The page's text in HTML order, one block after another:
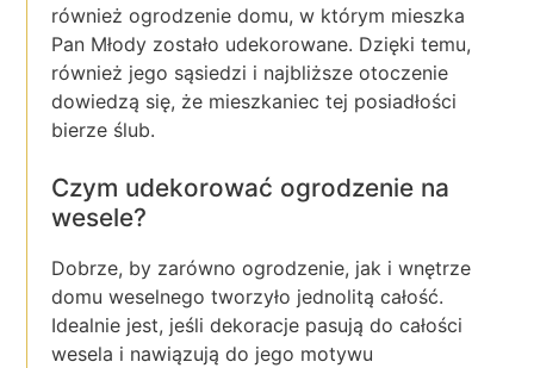
również ogrodzenie domu, w którym mieszka
Pan Młody zostało udekorowane. Dzięki temu,
również jego sąsiedzi i najbliższe otoczenie
dowiedzą się, że mieszkaniec tej posiadłości
bierze ślub.
Czym udekorować ogrodzenie na
wesele?
Dobrze, by zarówno ogrodzenie, jak i wnętrze
domu weselnego tworzyło jednolitą całość.
Idealnie jest, jeśli dekoracje pasują do całości
wesela i nawiązują do jego motywu